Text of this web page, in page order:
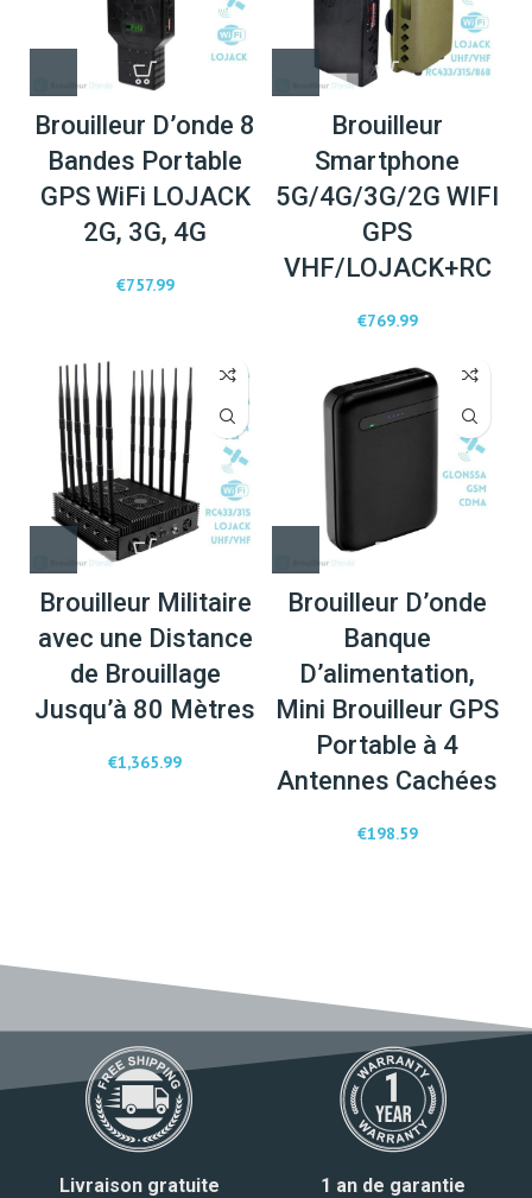
Brouilleur D’onde 8
Bandes Portable
GPS WiFi LOJACK
2G, 3G, 4G
€757.99
Brouilleur
Smartphone
5G/4G/3G/2G WIFI
GPS
VHF/LOJACK+RC
€769.99
Brouilleur Militaire
avec une Distance
de Brouillage
Jusqu’à 80 Mètres
€1,365.99
Brouilleur D’onde
Banque
D’alimentation,
Mini Brouilleur GPS
Portable à 4
Antennes Cachées
€198.59
Livraison gratuite 1 an de garantie